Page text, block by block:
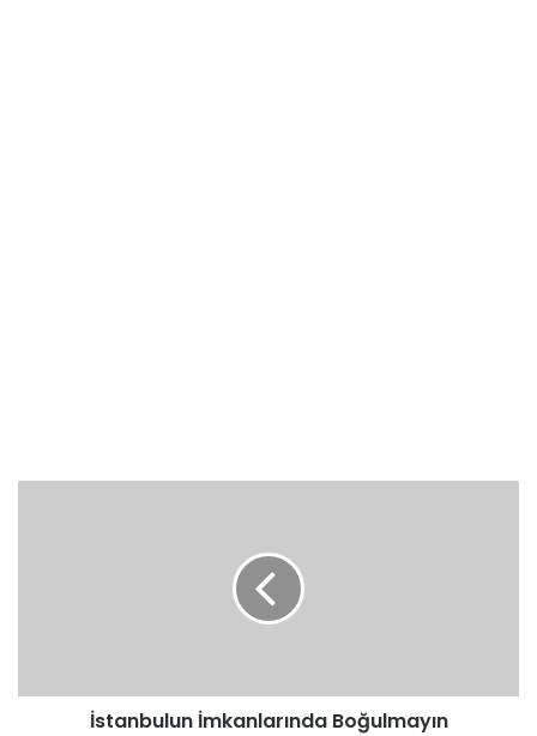
İstanbulun İmkanlarında Boğulmayın